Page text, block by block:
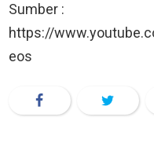
Sumber :
https://
eos